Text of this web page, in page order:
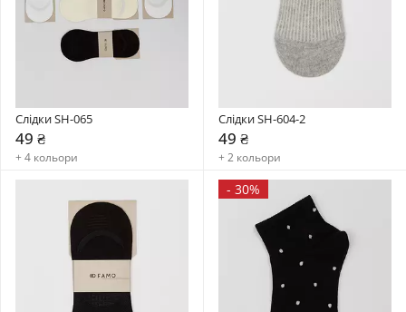
Слідки SH-065
49 ₴
+ 4 кольори
Слідки SH-604-2
49 ₴
+ 2 кольори
- 30%